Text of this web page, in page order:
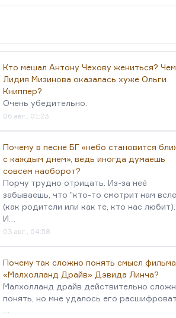
Кто мешал Антону Чехову жениться? Чем
Лидия Мизинова оказалась хуже Ольги
Книппер?
Очень убедительно.
06 авг., 01:23
Почему в песне БГ «небо становится
с каждым днем», ведь иногда думаешь
совсем наоборот?
Порчу трудно отрицать. Из-за неё
забываешь, что "кто-то смотрит нам
(как родители или как те, кто нас любит).
И…
03 авг., 04:58
Почему так сложно понять смысл фильма
«Малхолланд Драйв» Дэвида Линча?
Малхолланд драйв действительно
понять, но мне удалось его